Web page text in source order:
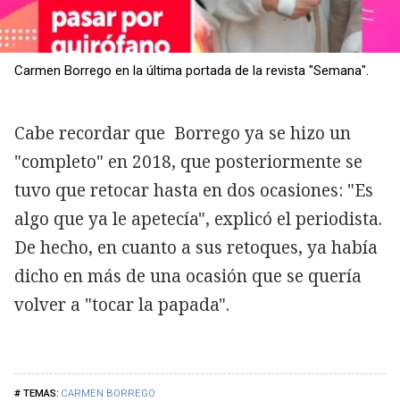
CARMEN BORREGO
Carmen Borrego en la última portada de la revista "Semana".
Cabe recordar que Borrego ya se hizo un
"completo" en 2018, que posteriormente se
tuvo que retocar hasta en dos ocasiones: "Es
algo que ya le apetecía", explicó el periodista.
De hecho, en cuanto a sus retoques, ya había
dicho en más de una ocasión que se quería
volver a "tocar la papada".